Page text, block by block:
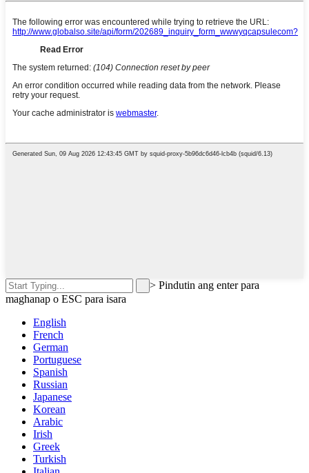
> Pindutin ang enter para
maghanap o ESC para isara
English
French
German
Portuguese
Spanish
Russian
Japanese
Korean
Arabic
Irish
Greek
Turkish